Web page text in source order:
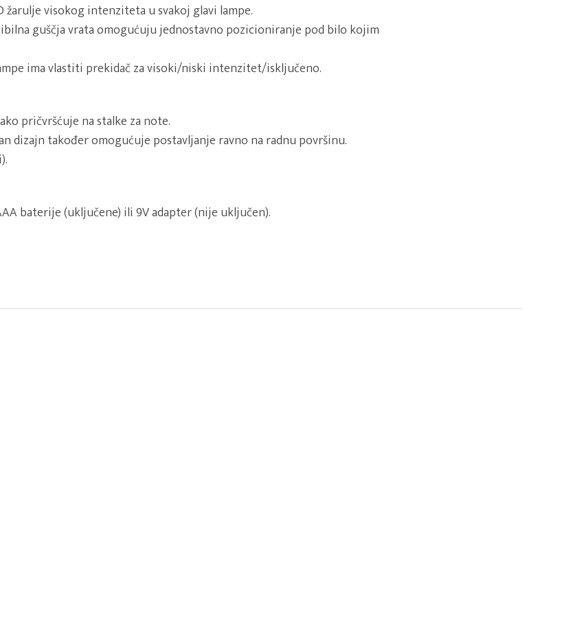
žarulje visokog intenziteta u svakoj glavi lampe.
guščja vrata omogućuju jednostavno pozicioniranje pod bilo kojim
ima vlastiti prekidač za visoki/niski intenzitet/isključeno.
pričvršćuje na stalke za note.
dizajn također omogućuje postavljanje ravno na radnu površinu.
baterije (uključene) ili 9V adapter (nije uključen).